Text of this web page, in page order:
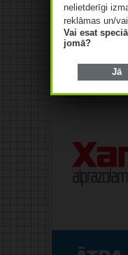
Reklāma
nelietderīgi
reklāmas un/
Vai esat
jomā?
Jā